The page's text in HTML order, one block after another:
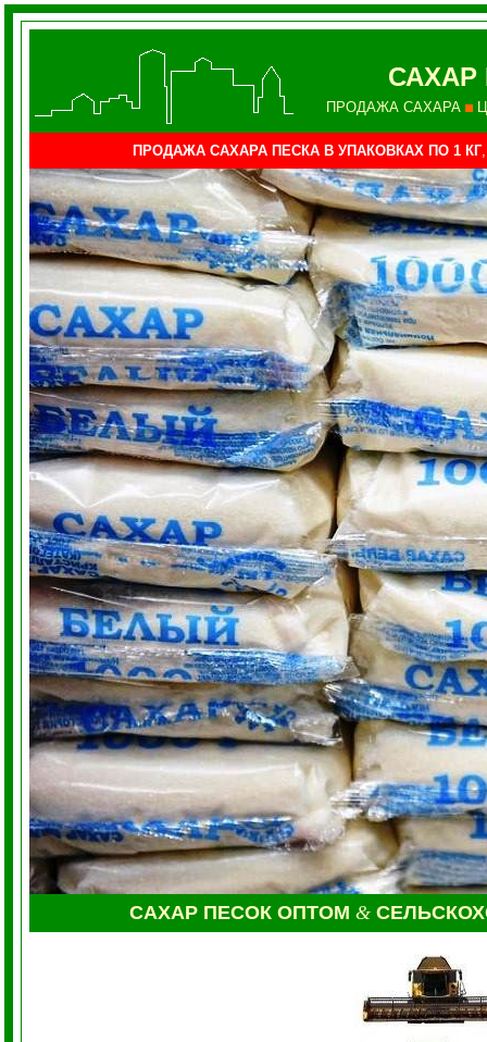
САХАР
ПРОДАЖА САХАРА
ПРОДАЖА САХАРА ПЕСКА В УПАКОВКАХ ПО 1 КГ,
САХАР ПЕСОК ОПТОМ &